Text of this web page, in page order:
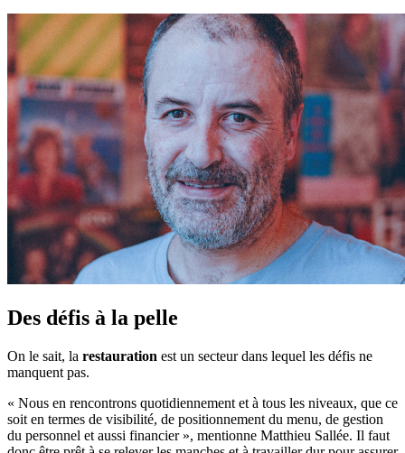
Des défis à la pelle
On le sait, la restauration est un secteur dans lequel les défis ne
manquent pas.
« Nous en rencontrons quotidiennement et à tous les niveaux, que ce
soit en termes de visibilité, de positionnement du menu, de gestion
du personnel et aussi financier », mentionne Matthieu Sallée. Il faut